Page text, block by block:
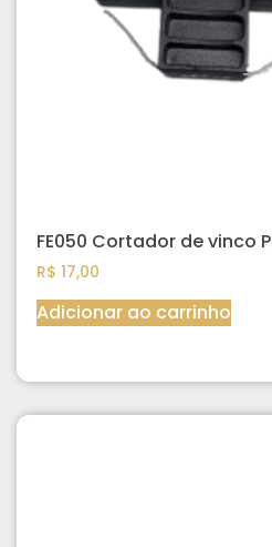
FE050 Cortador de vinco
R$ 17,00
Adicionar ao carrinho